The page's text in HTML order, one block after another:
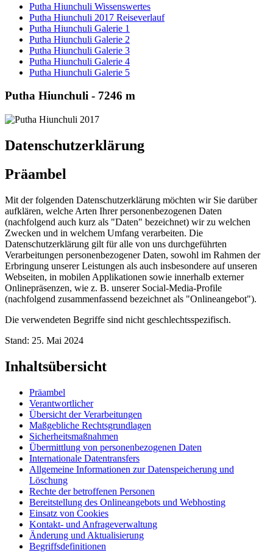
Putha Hiunchuli Wissenswertes
Putha Hiunchuli 2017 Reiseverlauf
Putha Hiunchuli Galerie 1
Putha Hiunchuli Galerie 2
Putha Hiunchuli Galerie 3
Putha Hiunchuli Galerie 4
Putha Hiunchuli Galerie 5
Putha Hiunchuli - 7246 m
Datenschutzerklärung
Präambel
Mit der folgenden Datenschutzerklärung möchten wir Sie darüber
aufklären, welche Arten Ihrer personenbezogenen Daten
(nachfolgend auch kurz als "Daten" bezeichnet) wir zu welchen
Zwecken und in welchem Umfang verarbeiten. Die
Datenschutzerklärung gilt für alle von uns durchgeführten
Verarbeitungen personenbezogener Daten, sowohl im Rahmen der
Erbringung unserer Leistungen als auch insbesondere auf unseren
Webseiten, in mobilen Applikationen sowie innerhalb externer
Onlinepräsenzen, wie z. B. unserer Social-Media-Profile
(nachfolgend zusammenfassend bezeichnet als "Onlineangebot").
Die verwendeten Begriffe sind nicht geschlechtsspezifisch.
Stand: 25. Mai 2024
Inhaltsübersicht
Präambel
Verantwortlicher
Übersicht der Verarbeitungen
Maßgebliche Rechtsgrundlagen
Sicherheitsmaßnahmen
Übermittlung von personenbezogenen Daten
Internationale Datentransfers
Allgemeine Informationen zur Datenspeicherung und
Löschung
Rechte der betroffenen Personen
Bereitstellung des Onlineangebots und Webhosting
Einsatz von Cookies
Kontakt- und Anfrageverwaltung
Änderung und Aktualisierung
Begriffsdefinitionen